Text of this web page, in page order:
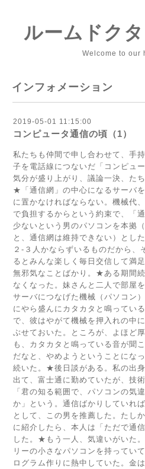
ルームドク
Welcome to our
インフォメーション
2019-05-01 11:15:00
コンピュータ通信の頃（1）
私たちも仲間で申し合わせて、手
子を電話線につないだ「コンピュ
気分が盛り上がり、議論一決、た
★「通信網」の中心になるサーバ
に置かなければならない。機械代
で負担するからという約束で、「
少ないという男のパソコンを本拠
と、通信網は維持できない）とし
２‐３人かならずいるものだから
るとみんな楽しく毎日交信して満
無邪気なことばかり。★ある期間
なくなった。妹さんと二人で部屋
サーバにつなげた機械（パソコン
にやら盛んにカタカタと鳴ってい
で、彼はやがて機械を押入れの中
ぶせておいた。ところが、よほど
も、カタカタと鳴っている音が聞
だなと、やめようということにな
続いた。★後日談がある。私の出
出て、富士通に勤めていたが、技
「君の知る範囲で、パソコンの気
か」という。通信ばかりしていれ
として、この男を推薦した。たし
に紹介したら、本人は「ただで通
した。★もう一人、気違いがいた
リーの小さなパソコンを持ってい
ログラム作りに熱中していた。金